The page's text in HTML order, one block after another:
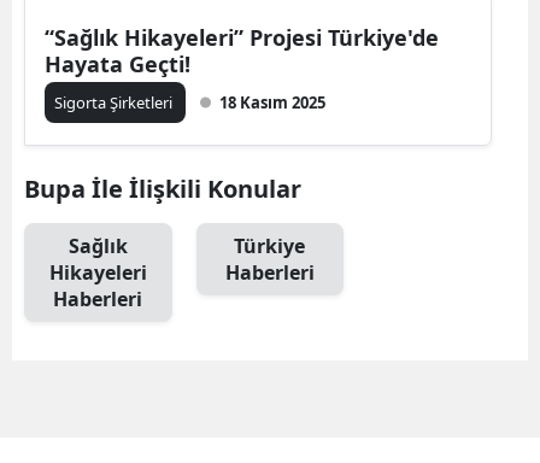
“Sağlık Hikayeleri” Projesi Türkiye'de
Hayata Geçti!
Sigorta Şirketleri 18 Kasım 2025
Bupa İle İlişkili Konular
Sağlık
Hikayeleri
Haberleri
Türkiye
Haberleri